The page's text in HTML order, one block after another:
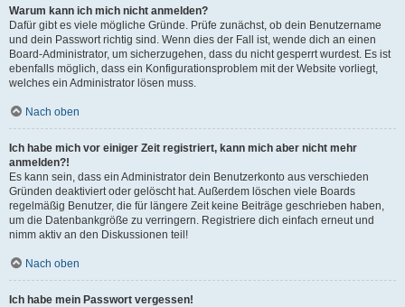
Warum kann ich mich nicht anmelden?
Dafür gibt es viele mögliche Gründe. Prüfe zunächst, ob dein Benutzername
und dein Passwort richtig sind. Wenn dies der Fall ist, wende dich an einen
Board-Administrator, um sicherzugehen, dass du nicht gesperrt wurdest. Es ist
ebenfalls möglich, dass ein Konfigurationsproblem mit der Website vorliegt,
welches ein Administrator lösen muss.
Nach oben
Ich habe mich vor einiger Zeit registriert, kann mich aber nicht mehr
anmelden?!
Es kann sein, dass ein Administrator dein Benutzerkonto aus verschieden
Gründen deaktiviert oder gelöscht hat. Außerdem löschen viele Boards
regelmäßig Benutzer, die für längere Zeit keine Beiträge geschrieben haben,
um die Datenbankgröße zu verringern. Registriere dich einfach erneut und
nimm aktiv an den Diskussionen teil!
Nach oben
Ich habe mein Passwort vergessen!